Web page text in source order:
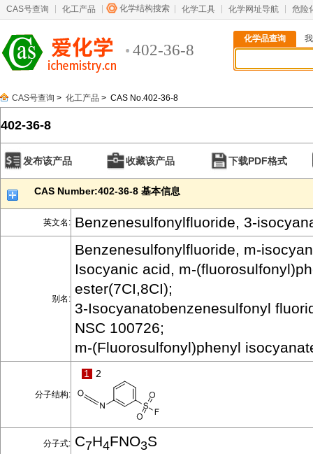
CAS号查询 化工产品 化学结构搜索 化学工具 化学网址导航 危险
402-36-8
化学品查询
CAS号查询 > 化工产品 > CAS No.402-36-8
402-36-8
发布该产品 收藏该产品 下载PDF格式
CAS Number:402-36-8 基本信息
英文名: Benzenesulfonylfluoride, 3-
别名:
Benzenesulfonylfluoride, m-
Isocyanic acid, m-
ester(7CI,8CI);
3-Isocyanatobenzenesulfonyl
NSC 100726;
m-(Fluorosulfonyl)phenyl
分子结构:
1 2
分子式: C7H4FNO3S